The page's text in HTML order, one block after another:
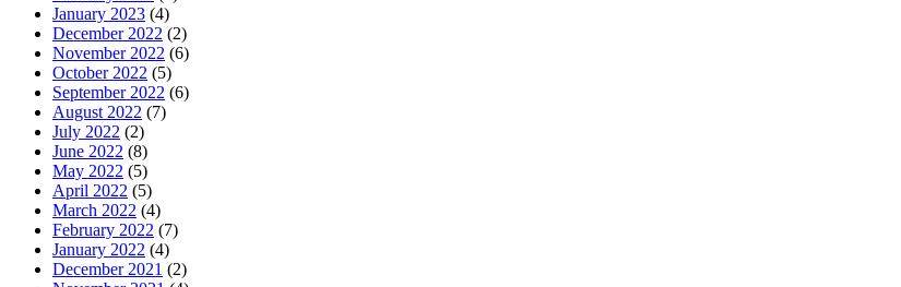
January 2023 (4)
December 2022 (2)
November 2022 (6)
October 2022 (5)
September 2022 (6)
August 2022 (7)
July 2022 (2)
June 2022 (8)
May 2022 (5)
April 2022 (5)
March 2022 (4)
February 2022 (7)
January 2022 (4)
December 2021 (2)